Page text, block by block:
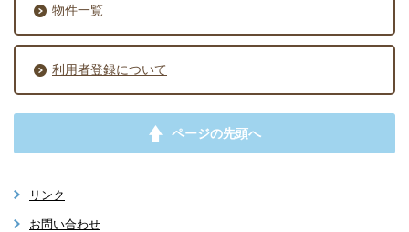
物件一覧
利用者登録について
ページの先頭へ
リンク
お問い合わせ